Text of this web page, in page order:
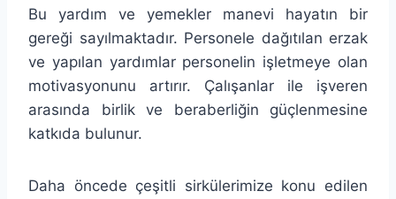
Bu yardım ve yemekler manevi hayatın bir
gereği sayılmaktadır. Personele dağıtılan erzak
ve yapılan yardımlar personelin işletmeye olan
motivasyonunu artırır. Çalışanlar ile işveren
arasında birlik ve beraberliğin güçlenmesine
katkıda bulunur.
Daha öncede çeşitli sirkülerimize konu edilen